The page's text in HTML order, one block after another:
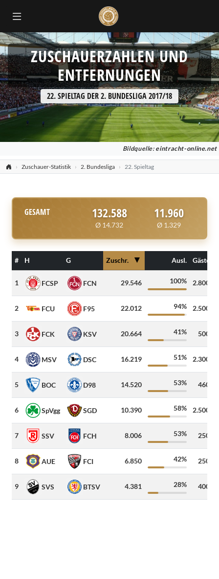
ZUSCHAUERZAHLEN UND
ENTFERNUNGEN
22. SPIELTAG DER 2. BUNDESLIGA 2017/18
Bildquelle: eintracht-online.net
Zuschauer-Statistik 2. Bundesliga 22. Spieltag
GESAMT 132.588
Ø 14.732
11.960
Ø 1.329
# H G Zuschr. ▼ Ausl. Gäste
1 FCSP FCN 29.546 100% 2.800
2 FCU F95 22.012 94% 2.500
3 FCK KSV 20.664 41% 500
4 MSV DSC 16.219 51% 2.300
5 BOC D98 14.520 53% 460
6 SpVgg SGD 10.390 58% 2.500
7 SSV FCH 8.006 53% 250
8 AUE FCI 6.850 42% 250
9 SVS BTSV 4.381 28% 400